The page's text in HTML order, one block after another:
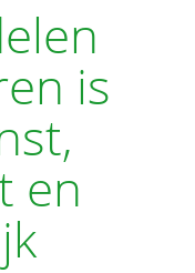
is
en